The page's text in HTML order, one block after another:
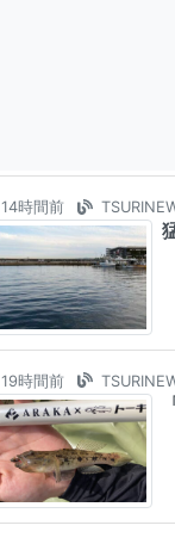
14時間前
19時間前